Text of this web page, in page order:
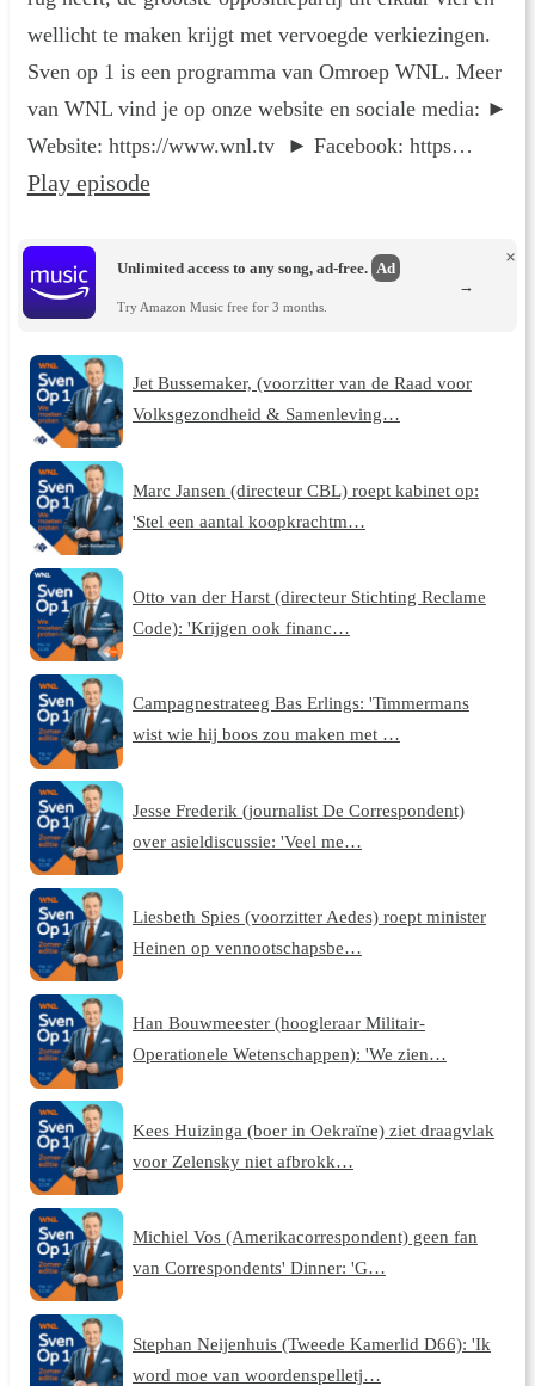
wellicht te maken krijgt met vervoegde verkiezingen.
Sven op 1 is een programma van Omroep WNL. Meer
van WNL vind je op onze website en sociale media: ►
Website: https://www.wnl.tv ► Facebook: https…
Play episode
Unlimited access to any song, ad-free. Ad
Try Amazon Music free for 3 months.
×
→
Jet Bussemaker, (voorzitter van de Raad voor
Volksgezondheid & Samenleving…
Marc Jansen (directeur CBL) roept kabinet op:
'Stel een aantal koopkrachtm…
Otto van der Harst (directeur Stichting Reclame
Code): 'Krijgen ook financ…
Campagnestrateeg Bas Erlings: 'Timmermans
wist wie hij boos zou maken met …
Jesse Frederik (journalist De Correspondent)
over asieldiscussie: 'Veel me…
Liesbeth Spies (voorzitter Aedes) roept minister
Heinen op vennootschapsbe…
Han Bouwmeester (hoogleraar Militair-
Operationele Wetenschappen): 'We zien…
Kees Huizinga (boer in Oekraïne) ziet draagvlak
voor Zelensky niet afbrokk…
Michiel Vos (Amerikacorrespondent) geen fan
van Correspondents' Dinner: 'G…
Stephan Neijenhuis (Tweede Kamerlid D66): 'Ik
word moe van woordenspelletj…